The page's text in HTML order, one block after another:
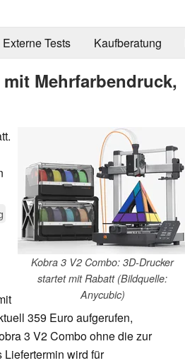
Externe Tests Kaufberatung
Mehrfarbendruck,
Kobra 3 V2 Combo: 3D-Drucker
startet mit Rabatt (Bildquelle:
Anycubic)
359 Euro aufgerufen,
3 V2 Combo ohne die zur
Liefertermin wird für